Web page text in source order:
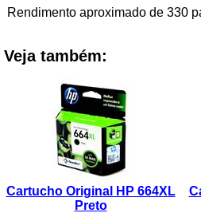
Rendimento aproximado de 330
Veja também:
Cartucho Original HP 664XL
Preto